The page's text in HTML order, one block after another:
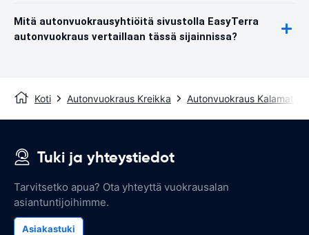
Mitä autonvuokrausyhtiöitä sivustolla EasyTerra
autonvuokraus vertaillaan tässä sijainnissa?
Koti Autonvuokraus Kreikka Autonvuokraus Kalamata
Tuki ja yhteystiedot
Tarvitsetko apua? Ota yhteyttä vuokrausalan
asiantuntijoihimme.
Asiakastuki